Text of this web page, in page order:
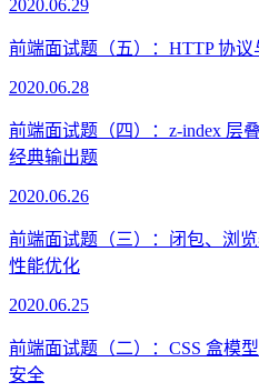
2020.06.29
前端面试题（五）：HTTP 协议
2020.06.28
前端面试题（四）：z-index 层
经典输出题
2020.06.26
前端面试题（三）：闭包、浏
性能优化
2020.06.25
前端面试题（二）：CSS 盒模
安全